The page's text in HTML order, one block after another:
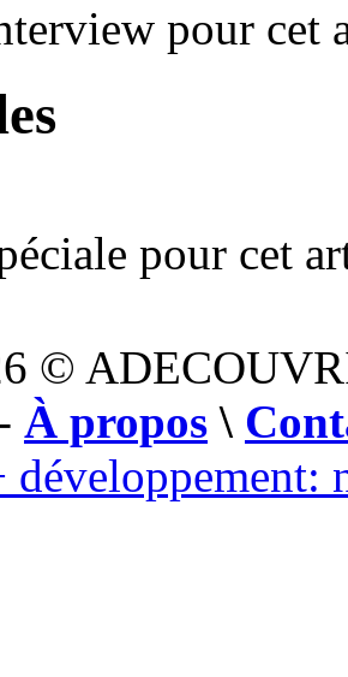
pour cet
pour cet
©
À propos \
développement: